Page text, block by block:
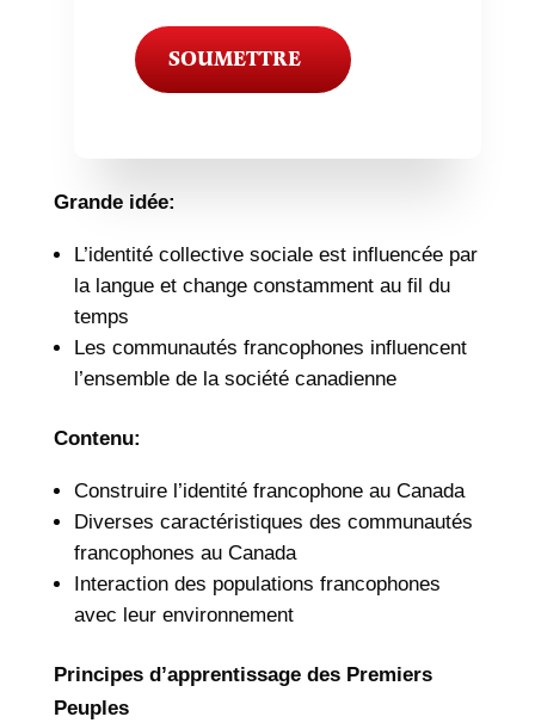
SOUMETTRE
Grande idée:
L’identité collective sociale est influencée par
la langue et change constamment au fil du
temps
Les communautés francophones influencent
l’ensemble de la société canadienne
Contenu:
Construire l’identité francophone au Canada
Diverses caractéristiques des communautés
francophones au Canada
Interaction des populations francophones
avec leur environnement
Principes d’apprentissage des Premiers
Peuples